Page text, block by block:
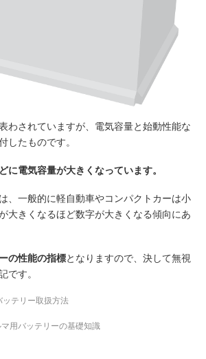
わされていますが、電気容量と始動性能な
したものです。
に電気容量が大きくなっています。
、一般的に軽自動車やコンパクトカーは小
大きくなるほど数字が大きくなる傾向にあ
の性能の指標となりますので、決して無視
です。
テリー取扱方法
用バッテリーの基礎知識